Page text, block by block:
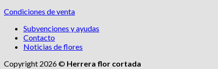
Condiciones de venta
Subvenciones y ayudas
Contacto
Noticias de flores
Copyright 2026 © Herrera flor cortada